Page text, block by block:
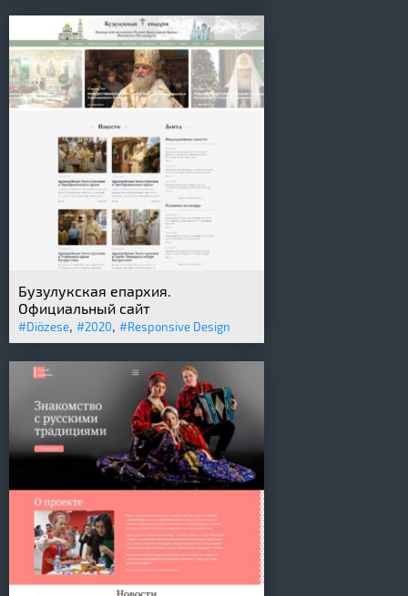
Бузулукская епархия.
Официальный сайт
#Diözese, #2020, #Responsive Design